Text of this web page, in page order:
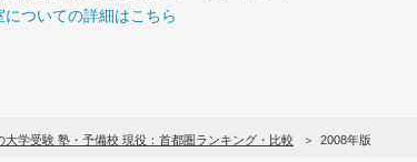
ついての詳細はこちら
大学受験 塾・予備校 現役：首都圏ランキング・比較 2008年版